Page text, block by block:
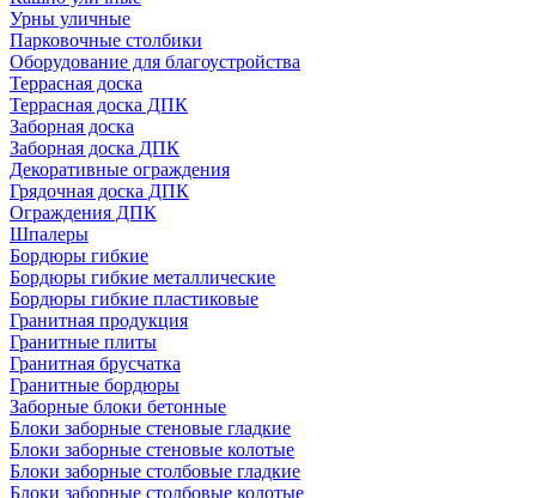
Урны уличные
Парковочные столбики
Оборудование для благоустройства
Террасная доска
Террасная доска ДПК
Заборная доска
Заборная доска ДПК
Декоративные ограждения
Грядочная доска ДПК
Ограждения ДПК
Шпалеры
Бордюры гибкие
Бордюры гибкие металлические
Бордюры гибкие пластиковые
Гранитная продукция
Гранитные плиты
Гранитная брусчатка
Гранитные бордюры
Заборные блоки бетонные
Блоки заборные стеновые гладкие
Блоки заборные стеновые колотые
Блоки заборные столбовые гладкие
Блоки заборные столбовые колотые